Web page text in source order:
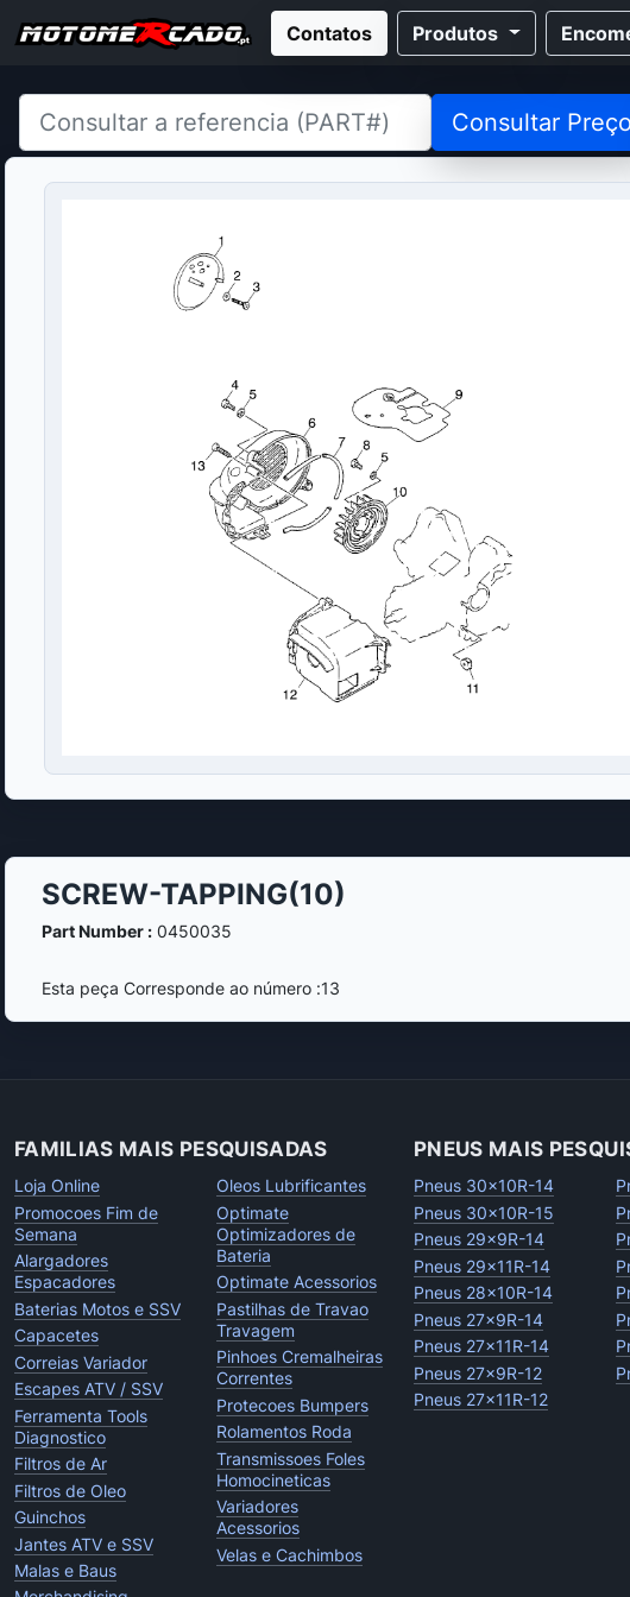
Contatos Produtos
Consultar Preço
SCREW-TAPPING(10)
Part Number :0450035
Esta peça Corresponde ao número :13
FAMILIAS MAIS PESQUISADAS
Loja Online
Promocoes Fim de
Semana
Alargadores
Espacadores
Baterias Motos e SSV
Capacetes
Correias Variador
Escapes ATV / SSV
Ferramenta Tools
Diagnostico
Filtros de Ar
Filtros de Oleo
Guinchos
Jantes ATV e SSV
Malas e Baus
Oleos Lubrificantes
Optimate
Optimizadores de
Bateria
Optimate Acessorios
Pastilhas de Travao
Travagem
Pinhoes Cremalheiras
Correntes
Protecoes Bumpers
Rolamentos Roda
Transmissoes Foles
Homocineticas
Variadores
Acessorios
Velas e Cachimbos
PNEUS MAIS
Pneus 30x10R-14
Pneus 30x10R-15
Pneus 29x9R-14
Pneus 29x11R-14
Pneus 28x10R-14
Pneus 27x9R-14
Pneus 27x11R-14
Pneus 27x9R-12
Pneus 27x11R-12